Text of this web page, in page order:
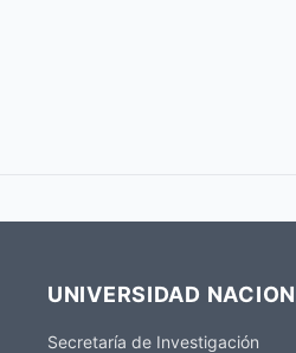
UNIVERSIDAD
Secretaría de Investigación